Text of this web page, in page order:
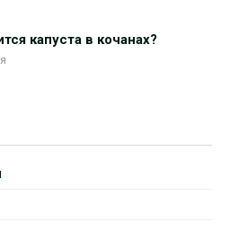
капуста в кочанах?